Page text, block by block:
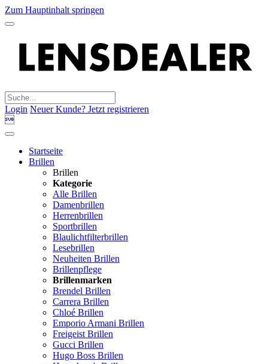
Zum Hauptinhalt springen
Login Neuer Kunde? Jetzt registrieren

Startseite
Brillen
Brillen
Kategorie
Alle Brillen
Damenbrillen
Herrenbrillen
Sportbrillen
Blaulichtfilterbrillen
Lesebrillen
Neuheiten Brillen
Brillenpflege
Brillenmarken
Brendel Brillen
Carrera Brillen
Chloé Brillen
Emporio Armani Brillen
Freigeist Brillen
Gucci Brillen
Hugo Boss Brillen